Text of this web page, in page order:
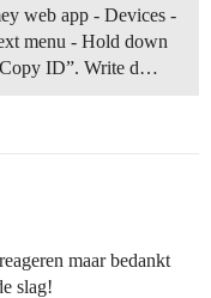
web app - Devices -
menu - Hold down
ID”. Write d…
maar bedankt
slag!